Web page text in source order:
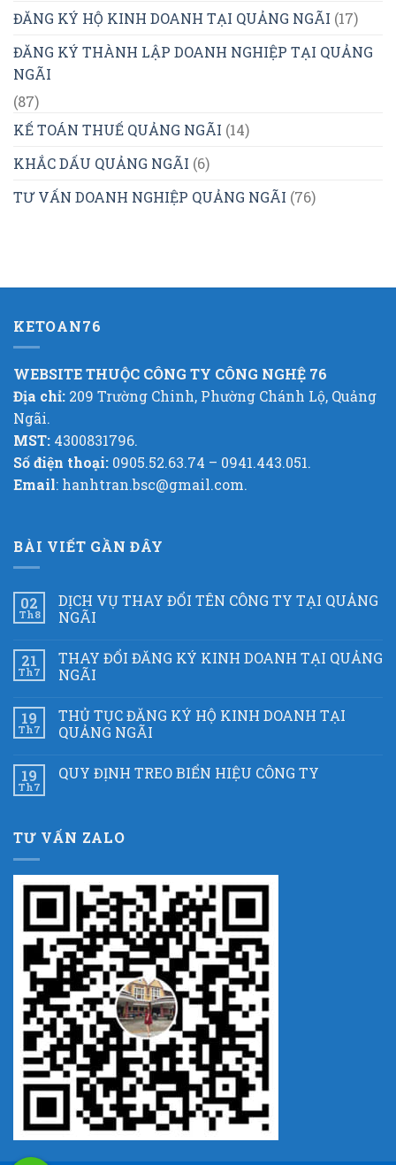
ĐĂNG KÝ HỘ KINH DOANH TẠI QUẢNG NGÃI (17)
ĐĂNG KÝ THÀNH LẬP DOANH NGHIỆP TẠI QUẢNG
NGÃI
(87)
KẾ TOÁN THUẾ QUẢNG NGÃI (14)
KHẮC DẤU QUẢNG NGÃI (6)
TƯ VẤN DOANH NGHIỆP QUẢNG NGÃI (76)
KETOAN76
WEBSITE THUỘC CÔNG TY CÔNG NGHỆ 76
Địa chỉ: 209 Trường Chinh, Phường Chánh Lộ, Quảng
Ngãi.
MST: 4300831796.
Số điện thoại: 0905.52.63.74 – 0941.443.051.
Email: hanhtran.bsc@gmail.com.
BÀI VIẾT GẦN ĐÂY
02
Th8
DỊCH VỤ THAY ĐỔI TÊN CÔNG TY TẠI QUẢNG
NGÃI
21
Th7
THAY ĐỔI ĐĂNG KÝ KINH DOANH TẠI QUẢNG
NGÃI
19
Th7
THỦ TỤC ĐĂNG KÝ HỘ KINH DOANH TẠI
QUẢNG NGÃI
19
Th7
QUY ĐỊNH TREO BIỂN HIỆU CÔNG TY
TƯ VẤN ZALO